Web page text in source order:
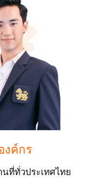
งค์กร
ที่ทั่วประเทศไทย